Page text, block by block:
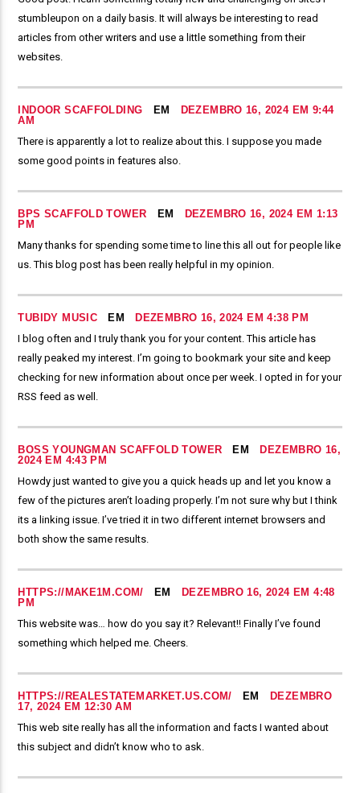
stumbleupon on a daily basis. It will always be interesting to read
articles from other writers and use a little something from their
websites.
INDOOR SCAFFOLDING EM
DEZEMBRO 16, 2024 EM 9:44
AM
There is apparently a lot to realize about this. I suppose you made
some good points in features also.
BPS SCAFFOLD TOWER EM
DEZEMBRO 16, 2024 EM 1:13
PM
Many thanks for spending some time to line this all out for people like
us. This blog post has been really helpful in my opinion.
TUBIDY MUSIC EM
DEZEMBRO 16, 2024 EM 4:38 PM
I blog often and I truly thank you for your content. This article has
really peaked my interest. I’m going to bookmark your site and keep
checking for new information about once per week. I opted in for your
RSS feed as well.
BOSS YOUNGMAN SCAFFOLD TOWER EM
DEZEMBRO 16,
2024 EM 4:43 PM
Howdy just wanted to give you a quick heads up and let you know a
few of the pictures aren’t loading properly. I’m not sure why but I think
its a linking issue. I’ve tried it in two different internet browsers and
both show the same results.
HTTPS://MAKE1M.COM/ EM
DEZEMBRO 16, 2024 EM 4:48
PM
This website was… how do you say it? Relevant!! Finally I’ve found
something which helped me. Cheers.
HTTPS://REALESTATEMARKET.US.COM/ EM
DEZEMBRO
17, 2024 EM 12:30 AM
This web site really has all the information and facts I wanted about
this subject and didn’t know who to ask.